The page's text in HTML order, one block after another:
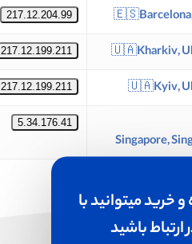
🇪🇸
217.12.204.99
🇺🇦Kharkiv,
217.12.199.211
🇺🇦Kyiv,
217.12.199.211
Singapore,
5.34.176.41
میتوانید با
ارتباط باشید